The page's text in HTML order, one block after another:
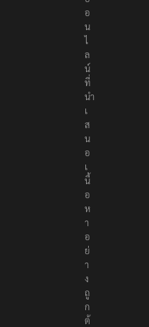
อ
น
ไ
ล
น์
ที่
นำ
เ
ส
น
อ
เ
นื้
อ
ห
า
อ
ย่
า
ง
ถู
ก
ต้